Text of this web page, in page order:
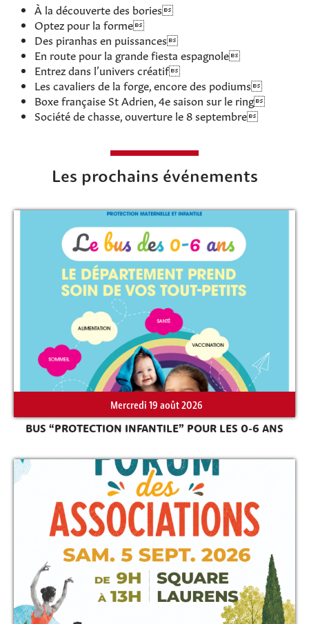
Rechercher sur le site
À la découverte des bories
Optez pour la forme
Des piranhas en puissances
En route pour la grande fiesta espagnole
Entrez dans l’univers créatif
Les cavaliers de la forge, encore des podiums
Boxe française St Adrien, 4e saison sur le ring
Société de chasse, ouverture le 8 septembre
Les prochains événements
Mercredi 19 août 2026
BUS “PROTECTION INFANTILE” POUR LES 0-6 ANS